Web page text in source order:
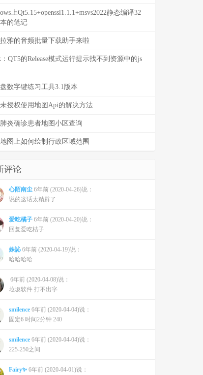
上Qt5.15+openssl1.1.1+msvs2022静态编译32
的笔记
雅的音频批量下载助手来啦
QT5的Release模式运行提示找不到资源中的js
数字键练习工具3.1版本
授权使用地图Api的解决方法
炎确诊患者地图小区查询
图上如何绘制行政区域范围
评论
心陌南尘 6年前 (2020-04-26)说：
说的这话太精辟了
爱吃橘子 6年前 (2020-04-20)说：
回复爱吃桔子
姝訫6年前 (2020-04-19)说：
哈哈哈哈
6年前 (2020-04-08)说：
垃圾软件 打不出字
smilence 6年前 (2020-04-04)说：
固定6 时间2分钟 240
smilence 6年前 (2020-04-04)说：
225-250之间
Fairy✨ 6年前 (2020-04-01)说：